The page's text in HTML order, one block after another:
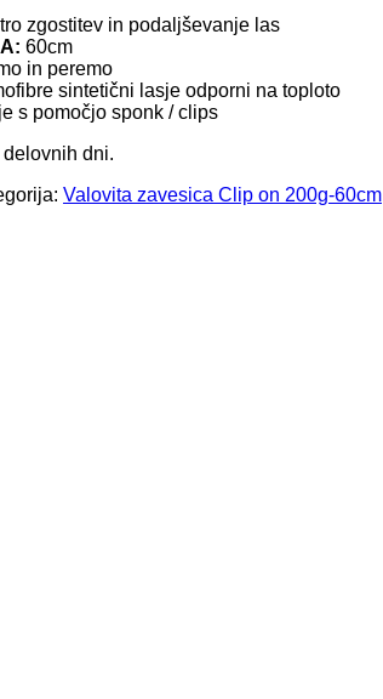
zgostitev in podaljševanje las
60cm
in peremo
sintetični lasje odporni na toploto
s pomočjo sponk / clips
dni.
Valovita zavesica Clip on 200g-60cm